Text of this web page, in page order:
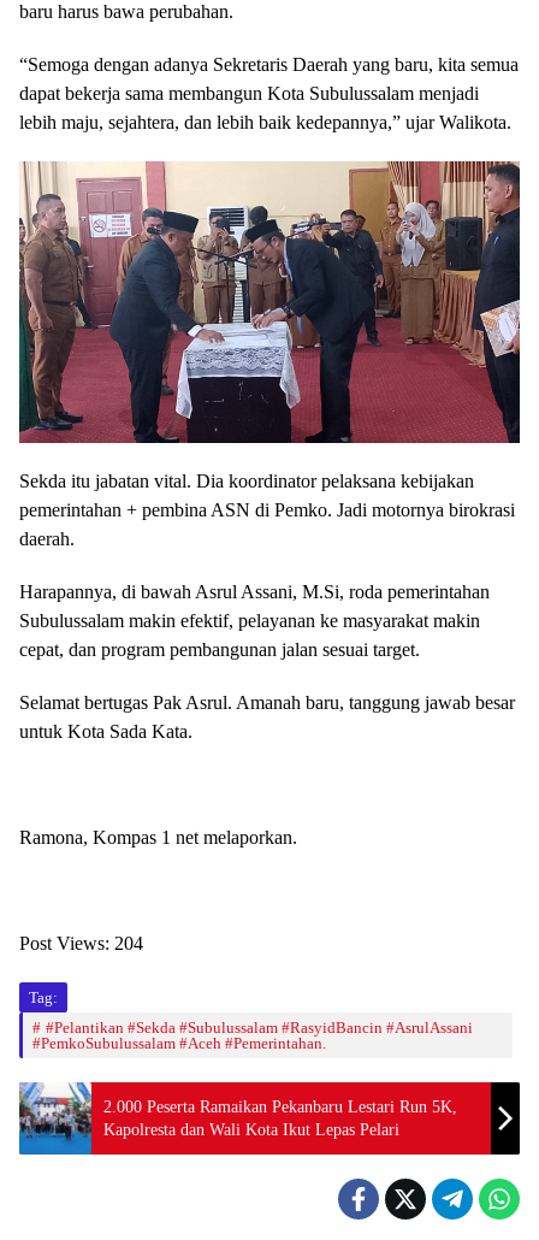
baru harus bawa perubahan.
“Semoga dengan adanya Sekretaris Daerah yang baru, kita semua
dapat bekerja sama membangun Kota Subulussalam menjadi
lebih maju, sejahtera, dan lebih baik kedepannya,” ujar Walikota.
Sekda itu jabatan vital. Dia koordinator pelaksana kebijakan
pemerintahan + pembina ASN di Pemko. Jadi motornya birokrasi
daerah.
Harapannya, di bawah Asrul Assani, M.Si, roda pemerintahan
Subulussalam makin efektif, pelayanan ke masyarakat makin
cepat, dan program pembangunan jalan sesuai target.
Selamat bertugas Pak Asrul. Amanah baru, tanggung jawab besar
untuk Kota Sada Kata.
Ramona, Kompas 1 net melaporkan.
Post Views: 204
Tag:
#Pelantikan #Sekda #Subulussalam #RasyidBancin #AsrulAssani
#PemkoSubulussalam #Aceh #Pemerintahan.
2.000 Peserta Ramaikan Pekanbaru Lestari Run 5K,
Kapolresta dan Wali Kota Ikut Lepas Pelari